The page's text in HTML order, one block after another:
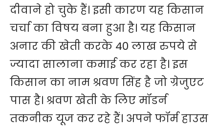
दीवाने हो चुके हैं। इसी कारण यह किसान
चर्चा का विषय बना हुआ है। यह किसान
अनार की खेती करके 40 लाख रुपये से
ज्यादा सालाना कमाई कर रहा है। इस
किसान का नाम श्रवण सिंह है जो ग्रेजुएट
पास है। श्रवण खेती के लिए मॉडर्न
तकनीक यूज कर रहे हैं। अपने फॉर्म हाउस